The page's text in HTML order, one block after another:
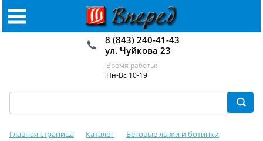
8 (843) 240-41-43
ул. Чуйкова 23
Время работы:
Пн-Вс 10-19
Главная страница Каталог
Беговые лыжи и ботинки